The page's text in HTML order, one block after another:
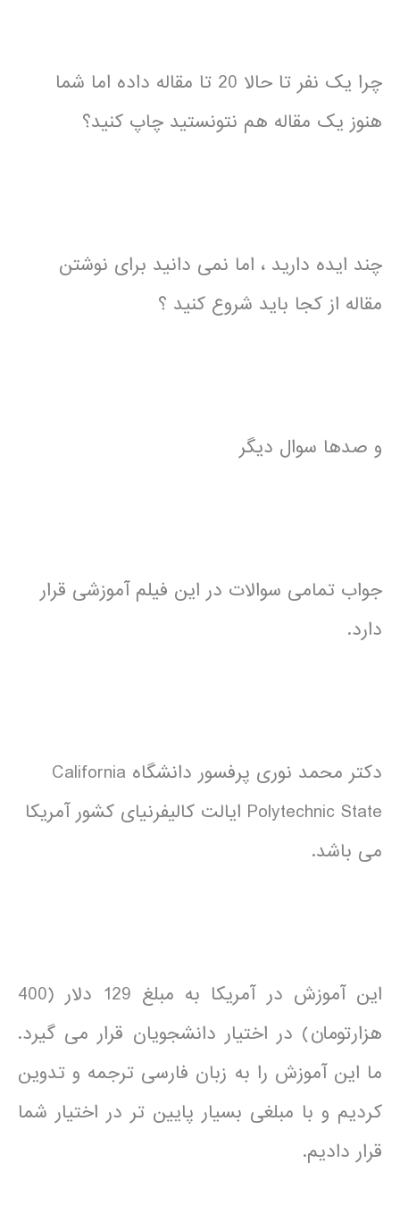
چرا یک نفر تا حالا 20 تا مقاله داده اما شما
هنوز یک مقاله هم نتونستید چاپ کنید؟
چند ایده دارید ، اما نمی دانید برای نوشتن
مقاله از کجا باید شروع کنید ؟
و صدها سوال دیگر
جواب تمامی سوالات در این فیلم آموزشی قرار
دارد.
دکتر محمد نوری پرفسور دانشگاه California
Polytechnic State ایالت کالیفرنیای کشور آمریکا
می باشد.
این آموزش در آمریکا به مبلغ 129 دلار (400
هزارتومان) در اختیار دانشجویان قرار می گیرد.
ما این آموزش را به زبان فارسی ترجمه و تدوین
کردیم و با مبلغی بسیار پایین تر در اختیار شما
قرار دادیم.